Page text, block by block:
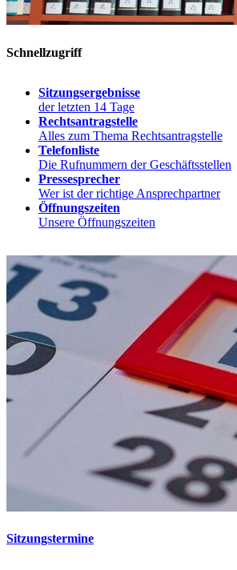
Schnellzugriff
Sitzungsergebnisse
der letzten 14 Tage
Rechtsantragstelle
Alles zum Thema Rechtsantragstelle
Telefonliste
Die Rufnummern der Geschäftsstellen
Pressesprecher
Wer ist der richtige Ansprechpartner
Öffnungszeiten
Unsere Öffnungszeiten
Sitzungstermine